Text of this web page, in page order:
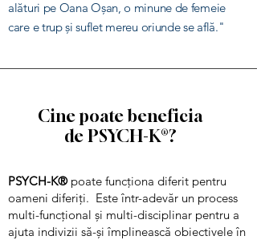
alături pe Oana Oșan, o minune de femeie
care e trup și suflet mereu oriunde se află."
Cine poate beneficia
de PSYCH-K®?
PSYCH-K®poate funcționa diferit pentru
oameni diferiți. Este într-adevăr un process
multi-funcțional și multi-disciplinar pentru a
ajuta indivizii să-și împlinească obiectivele în